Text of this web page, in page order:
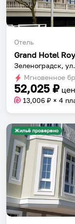
Отель
Grand Hotel
Зеленоградск,
Мгновенное
52,025 ₽
13,006 ₽ × 4
Жильё проверено